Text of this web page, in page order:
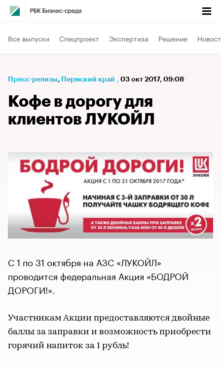
Все выпуски Спецпроект Экспертиза Решение
Пресс-релизы⁠, Пермский край , 03 окт 2017, 09:08
Кофе в дорогу для
клиентов ЛУКОЙЛ
С 1 по 31 октября на АЗС «ЛУКОЙЛ»
проводится федеральная Акция «БОДРОЙ
ДОРОГИ!».
Участникам Акции предоставляются двойные
баллы за заправки и возможность приобрести
горячий напиток за 1 рубль!